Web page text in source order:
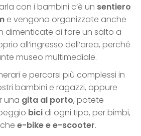
con i bambini c’è un sentiero
e vengono organizzate anche
dimenticate di fare un salto a
all’ingresso dell’area, perché
museo multimediale.
e percorsi più complessi in
bambini e ragazzi, oppure
una gita al porto, potete
bici di ogni tipo, per bimbi,
e-bike e e-scooter.